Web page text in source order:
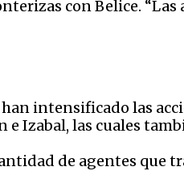
con Belice.
han intensificado las
e Izabal, las cuales
de agentes que